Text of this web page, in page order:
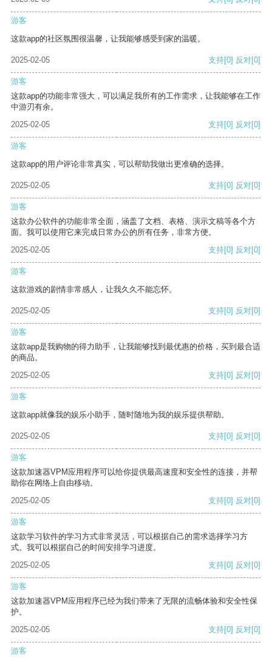
游客
这款app的社区氛围很温馨，让我能够感受到家的温暖。
2025-02-05 支持[0] 反对[0]
游客
这款app的功能非常强大，可以满足我所有的工作需求，让我能够在工作
中游刃有余。
2025-02-05
支持[0] 反对[0]
游客
这款app的用户评论非常真实，可以帮助我做出更准确的选择。
2025-02-05 支持[0] 反对[0]
游客
这款办公软件的功能非常全面，涵盖了文档、表格、演示文稿等各个方
面。我可以使用它来完成日常办公的所有任务，非常方便。
2025-02-05
支持[0] 反对[0]
游客
这款游戏的剧情非常感人，让我久久不能忘怀。
2025-02-05 支持[0] 反对[0]
游客
这款app是我购物的得力助手，让我能够找到最优惠的价格，买到最合适
的商品。
2025-02-05
支持[0] 反对[0]
游客
这款app就像我的娱乐小助手，随时随地为我的娱乐提供帮助。
2025-02-05 支持[0] 反对[0]
游客
这款加速器VPM应用程序可以给你提供最高速度和安全性的连接，并帮
助你在网络上自由移动。
2025-02-05
支持[0] 反对[0]
游客
这款学习软件的学习方式非常灵活，可以根据自己的需求选择学习方
式。我可以根据自己的时间安排学习进度。
2025-02-05
支持[0] 反对[0]
游客
这款加速器VPM应用程序已经为我们带来了无限的流畅体验和安全性保
护。
2025-02-05
支持[0] 反对[0]
游客